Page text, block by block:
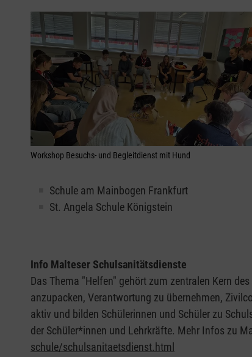
Workshop Besuchs- und Begleitdienst mit Hund
Schule am Mainbogen Frankfurt
St. Angela Schule Königstein
Info Malteser Schulsanitätsdienste
Das Thema "Helfen" gehört zum zentralen Kern
anzupacken, Verantwortung zu übernehmen,
aktiv und bilden Schülerinnen und Schüler zu
der Schüler*innen und Lehrkräfte. Mehr Infos zu
schule/schulsanitaetsdienst.html